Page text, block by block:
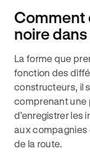
Comment
noire
La forme que
fonction des
constructeurs, il
comprenant une
d’enregistrer les
aux compagnies
de la route.